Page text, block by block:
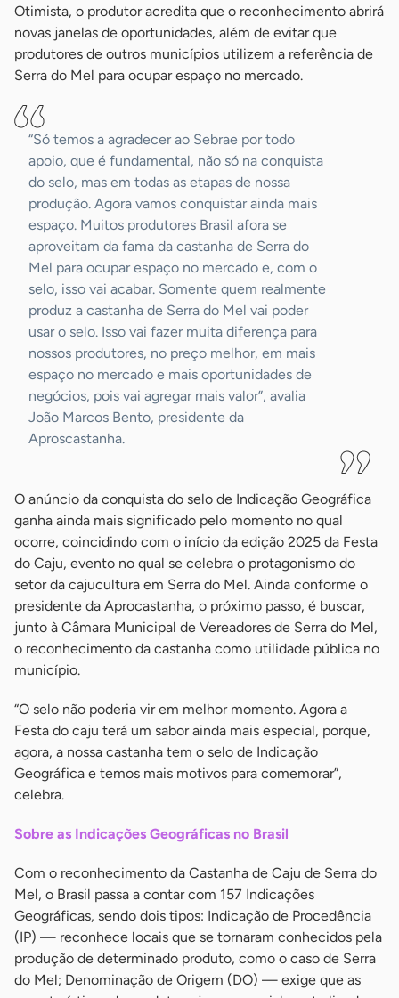
Otimista, o produtor acredita que o reconhecimento abrirá
novas janelas de oportunidades, além de evitar que
produtores de outros municípios utilizem a referência de
Serra do Mel para ocupar espaço no mercado.
“Só temos a agradecer ao Sebrae por todo
apoio, que é fundamental, não só na conquista
do selo, mas em todas as etapas de nossa
produção. Agora vamos conquistar ainda mais
espaço. Muitos produtores Brasil afora se
aproveitam da fama da castanha de Serra do
Mel para ocupar espaço no mercado e, com o
selo, isso vai acabar. Somente quem realmente
produz a castanha de Serra do Mel vai poder
usar o selo. Isso vai fazer muita diferença para
nossos produtores, no preço melhor, em mais
espaço no mercado e mais oportunidades de
negócios, pois vai agregar mais valor”, avalia
João Marcos Bento, presidente da
Aproscastanha.
O anúncio da conquista do selo de Indicação Geográfica
ganha ainda mais significado pelo momento no qual
ocorre, coincidindo com o início da edição 2025 da Festa
do Caju, evento no qual se celebra o protagonismo do
setor da cajucultura em Serra do Mel. Ainda conforme o
presidente da Aprocastanha, o próximo passo, é buscar,
junto à Câmara Municipal de Vereadores de Serra do Mel,
o reconhecimento da castanha como utilidade pública no
município.
“O selo não poderia vir em melhor momento. Agora a
Festa do caju terá um sabor ainda mais especial, porque,
agora, a nossa castanha tem o selo de Indicação
Geográfica e temos mais motivos para comemorar”,
celebra.
Sobre as Indicações Geográficas no Brasil
Com o reconhecimento da Castanha de Caju de Serra do
Mel, o Brasil passa a contar com 157 Indicações
Geográficas, sendo dois tipos: Indicação de Procedência
(IP) — reconhece locais que se tornaram conhecidos pela
produção de determinado produto, como o caso de Serra
do Mel; Denominação de Origem (DO) — exige que as